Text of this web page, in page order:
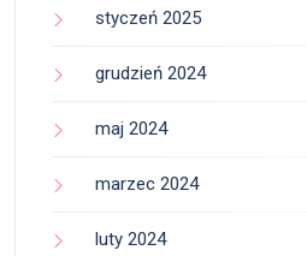
styczeń 2025
grudzień 2024
maj 2024
marzec 2024
luty 2024